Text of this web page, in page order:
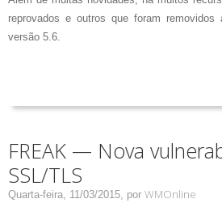
reprovados e outros que foram removidos
versão 5.6.
FREAK — Nova
SSL/TLS
Quarta-feira, 11/03/2015, por WMOnline